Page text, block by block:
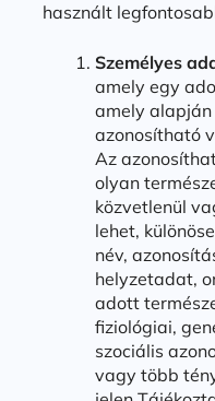
használt
Személyes
amely egy
amely
azonosítható
Az
olyan
közvetlenül
lehet,
név,
helyzetadat,
adott
fiziológiai,
szociális
vagy több